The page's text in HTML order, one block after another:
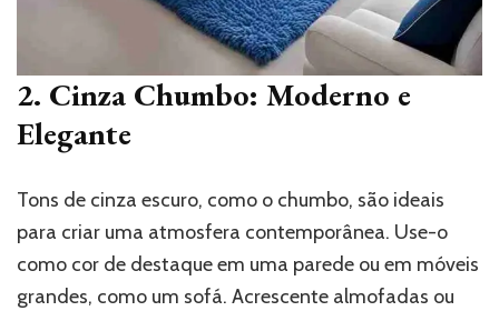
2. Cinza Chumbo: Moderno e
Elegante
Tons de cinza escuro, como o chumbo, são ideais
para criar uma atmosfera contemporânea. Use-o
como cor de destaque em uma parede ou em móveis
grandes, como um sofá. Acrescente almofadas ou